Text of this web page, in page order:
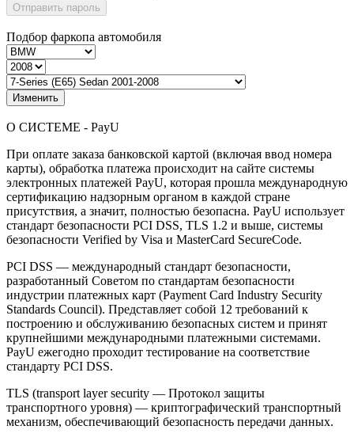
Отправить пароль
Подбор фаркопа автомобиля
Изменить
О СИСТЕМЕ - PayU
При оплате заказа банковской картой (включая ввод номера
карты), обработка платежа происходит на сайте системы
электронных платежей PayU, которая прошла международную
сертификацию надзорным органом в каждой стране
присутствия, а значит, полностью безопасна. PayU использует
стандарт безопасности PCI DSS, TLS 1.2 и выше, системы
безопасности Verified by Visa и MasterCard SecureCode.
PCI DSS — международный стандарт безопасности,
разработанный Советом по стандартам безопасности
индустрии платежных карт (Payment Card Industry Security
Standards Council). Представляет собой 12 требований к
построению и обслуживанию безопасных систем и принят
крупнейшими международными платежными системами.
PayU ежегодно проходит тестирование на соответствие
стандарту PCI DSS.
TLS (transport layer security — Протокол защиты
транспортного уровня) — криптографический транспортный
механизм, обеспечивающий безопасность передачи данных.